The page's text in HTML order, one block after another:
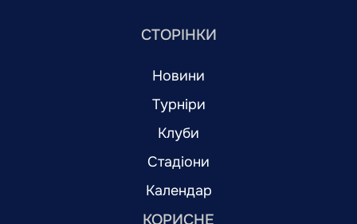
СТОРІНКИ
Новини
Турніри
Клуби
Стадіони
Календар